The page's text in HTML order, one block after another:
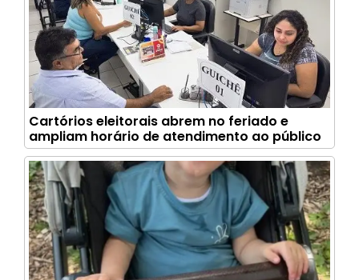
Cartórios eleitorais abrem no feriado e
ampliam horário de atendimento ao público